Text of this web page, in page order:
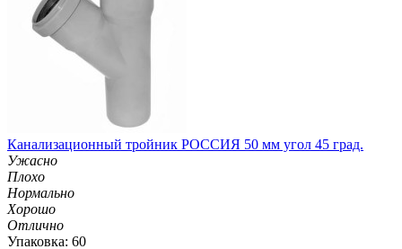
Канализационный тройник РОССИЯ 50 мм угол 45 град.
Ужасно
Плохо
Нормально
Хорошо
Отлично
Упаковка: 60